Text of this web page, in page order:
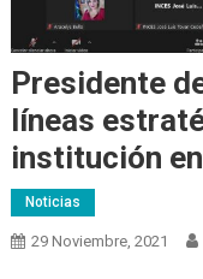
Presidente
líneas
institución
Noticias
29 Noviembre, 2021